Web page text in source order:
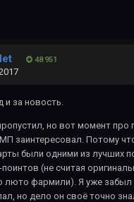
48 951
и за новость.
но вот момент про
МП заинтересовал. Потому
были одними из лучших
(не считая
люто фармили). Я уже забыл
но дело он своё точно